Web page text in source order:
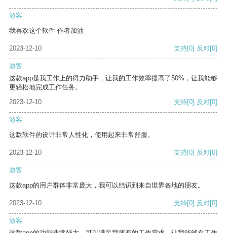
游客
我喜欢这个软件 作者加油
2023-12-10 支持[0] 反对[0]
游客
这款app是我工作上的得力助手，让我的工作效率提高了50%，让我能够
更轻松地完成工作任务。
2023-12-10
支持[0] 反对[0]
游客
这款软件的设计非常人性化，使用起来非常舒服。
2023-12-10 支持[0] 反对[0]
游客
这款app的用户群体非常庞大，我可以结识到来自世界各地的朋友。
2023-12-10 支持[0] 反对[0]
游客